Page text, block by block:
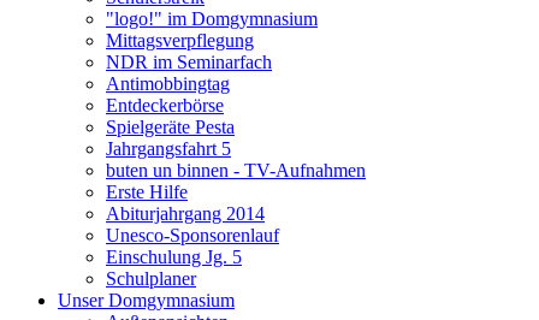
"logo!" im Domgymnasium
Mittagsverpflegung
NDR im Seminarfach
Antimobbingtag
Entdeckerbörse
Spielgeräte Pesta
Jahrgangsfahrt 5
buten un binnen - TV-Aufnahmen
Erste Hilfe
Abiturjahrgang 2014
Unesco-Sponsorenlauf
Einschulung Jg. 5
Schulplaner
Unser Domgymnasium